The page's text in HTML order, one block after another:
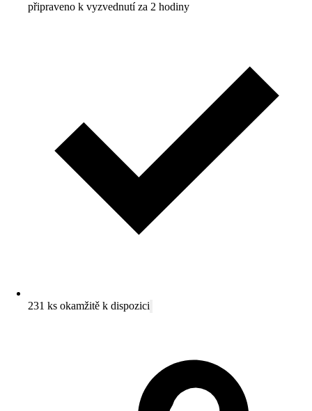
připraveno k vyzvednutí za 2 hodiny
231 ks okamžitě k dispozici